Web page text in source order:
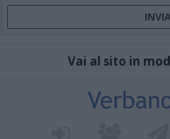
Vai al sito in